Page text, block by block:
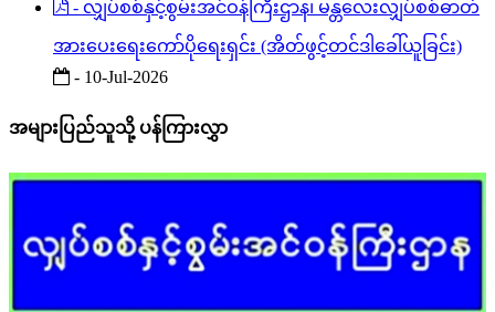
- လျှပ်စစ်နှင့်စွမ်းအင်ဝန်ကြီးဌာန၊ မန္တလေးလျှပ်စစ်ဓာတ်
အားပေးရေးကော်ပိုရေးရှင်း (အိတ်ဖွင့်တင်ဒါခေါ်ယူခြင်း)
- 10-Jul-2026
အများပြည်သူသို့ ပန်ကြားလွှာ